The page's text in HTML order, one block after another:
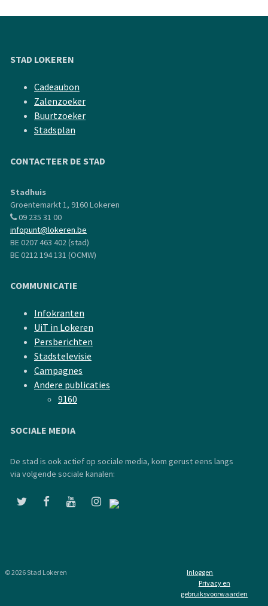
STAD LOKEREN
Cadeaubon
Zalenzoeker
Buurtzoeker
Stadsplan
CONTACTEER DE STAD
Stadhuis
Groentemarkt 1, 9160 Lokeren
09 235 31 00
infopunt@lokeren.be
BE 0207 463 402 (stad)
BE 0212 194 131 (OCMW)
COMMUNICATIE
Infokranten
UiT in Lokeren
Persberichten
Stadstelevisie
Campagnes
Andere publicaties
9160
SOCIALE MEDIA
De stad is ook actief op sociale media, kom gerust eens langs
via volgende sociale kanalen:
© 2026 Stad Lokeren
Inloggen
Privacy en
gebruiksvoorwaarden